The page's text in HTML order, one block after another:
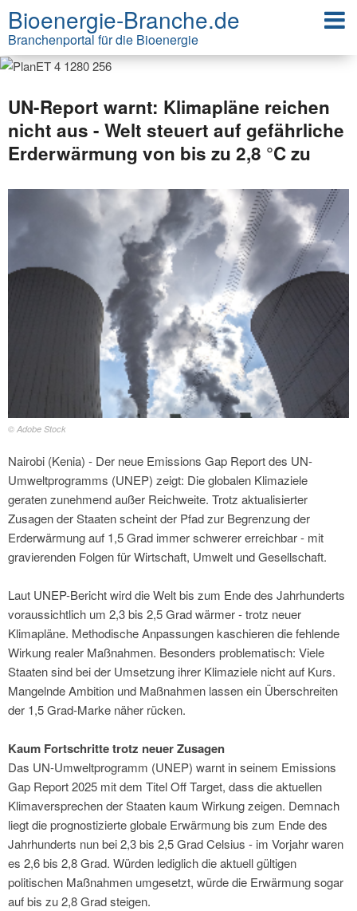
Bioenergie-Branche.de
Branchenportal für die Bioenergie
UN-Report warnt: Klimapläne reichen
nicht aus - Welt steuert auf gefährliche
Erderwärmung von bis zu 2,8 °C zu
© Adobe Stock
Nairobi (Kenia) - Der neue Emissions Gap Report des UN-
Umweltprogramms (UNEP) zeigt: Die globalen Klimaziele
geraten zunehmend außer Reichweite. Trotz aktualisierter
Zusagen der Staaten scheint der Pfad zur Begrenzung der
Erderwärmung auf 1,5 Grad immer schwerer erreichbar - mit
gravierenden Folgen für Wirtschaft, Umwelt und Gesellschaft.
Laut UNEP-Bericht wird die Welt bis zum Ende des Jahrhunderts
voraussichtlich um 2,3 bis 2,5 Grad wärmer - trotz neuer
Klimapläne. Methodische Anpassungen kaschieren die fehlende
Wirkung realer Maßnahmen. Besonders problematisch: Viele
Staaten sind bei der Umsetzung ihrer Klimaziele nicht auf Kurs.
Mangelnde Ambition und Maßnahmen lassen ein Überschreiten
der 1,5 Grad-Marke näher rücken.
Kaum Fortschritte trotz neuer Zusagen
Das UN-Umweltprogramm (UNEP) warnt in seinem Emissions
Gap Report 2025 mit dem Titel Off Target, dass die aktuellen
Klimaversprechen der Staaten kaum Wirkung zeigen. Demnach
liegt die prognostizierte globale Erwärmung bis zum Ende des
Jahrhunderts nun bei 2,3 bis 2,5 Grad Celsius - im Vorjahr waren
es 2,6 bis 2,8 Grad. Würden lediglich die aktuell gültigen
politischen Maßnahmen umgesetzt, würde die Erwärmung sogar
auf bis zu 2,8 Grad steigen.